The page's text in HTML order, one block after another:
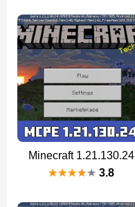
Minecraft 1.21.130.24
3.8